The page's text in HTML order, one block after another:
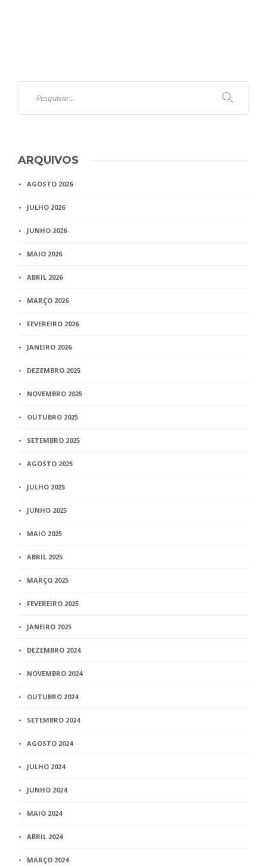
ARQUIVOS
AGOSTO 2026
JULHO 2026
JUNHO 2026
MAIO 2026
ABRIL 2026
MARÇO 2026
FEVEREIRO 2026
JANEIRO 2026
DEZEMBRO 2025
NOVEMBRO 2025
OUTUBRO 2025
SETEMBRO 2025
AGOSTO 2025
JULHO 2025
JUNHO 2025
MAIO 2025
ABRIL 2025
MARÇO 2025
FEVEREIRO 2025
JANEIRO 2025
DEZEMBRO 2024
NOVEMBRO 2024
OUTUBRO 2024
SETEMBRO 2024
AGOSTO 2024
JULHO 2024
JUNHO 2024
MAIO 2024
ABRIL 2024
MARÇO 2024